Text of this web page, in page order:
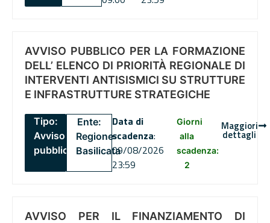
AVVISO PUBBLICO PER LA FORMAZIONE
DELL’ ELENCO DI PRIORITÀ REGIONALE DI
INTERVENTI ANTISISMICI SU STRUTTURE
E INFRASTRUTTURE STRATEGICHE
Tipo:
Avviso
pubblico
Ente:
Regione
Basilicata
Data di
scadenza:
09/08/2026
23:59
Giorni
alla
scadenza:
2
Maggiori
dettagli
AVVISO PER IL FINANZIAMENTO DI